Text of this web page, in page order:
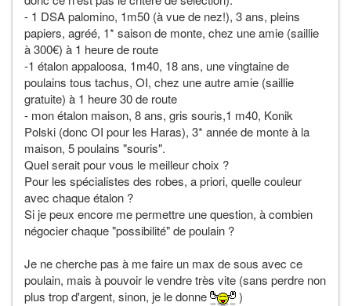
- 1 DSA palomino, 1m50 (à vue de nez!), 3 ans, pleins
papiers, agréé, 1* saison de monte, chez une amie (saillie
à 300€) à 1 heure de route
-1 étalon appaloosa, 1m40, 18 ans, une vingtaine de
poulains tous tachus, OI, chez une autre amie (saillie
gratuite) à 1 heure 30 de route
- mon étalon maison, 8 ans, gris souris,1 m40, Konik
Polski (donc OI pour les Haras), 3* année de monte à la
maison, 5 poulains "souris".
Quel serait pour vous le meilleur choix ?
Pour les spécialistes des robes, a priori, quelle couleur
avec chaque étalon ?
Si je peux encore me permettre une question, à combien
négocier chaque "possibilité" de poulain ?
Je ne cherche pas à me faire un max de sous avec ce
poulain, mais à pouvoir le vendre très vite (sans perdre non
plus trop d'argent, sinon, je le donne
)